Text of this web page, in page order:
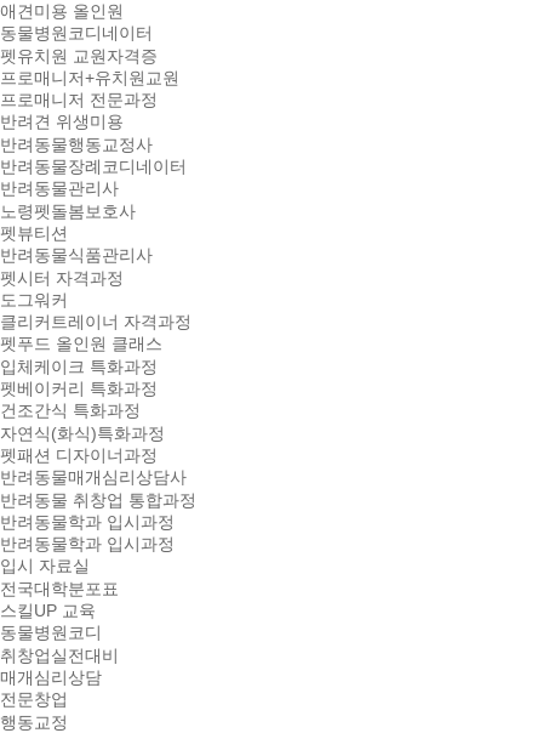
애견미용 올인원
동물병원코디네이터
펫유치원 교원자격증
프로매니저+유치원교원
프로매니저 전문과정
반려견 위생미용
반려동물행동교정사
반려동물장례코디네이터
반려동물관리사
노령펫돌봄보호사
펫뷰티션
반려동물식품관리사
펫시터 자격과정
도그워커
클리커트레이너 자격과정
펫푸드 올인원 클래스
입체케이크 특화과정
펫베이커리 특화과정
건조간식 특화과정
자연식(화식)특화과정
펫패션 디자이너과정
반려동물매개심리상담사
반려동물 취창업 통합과정
반려동물학과 입시과정
반려동물학과 입시과정
입시 자료실
전국대학분포표
스킬UP 교육
동물병원코디
취창업실전대비
매개심리상담
전문창업
행동교정